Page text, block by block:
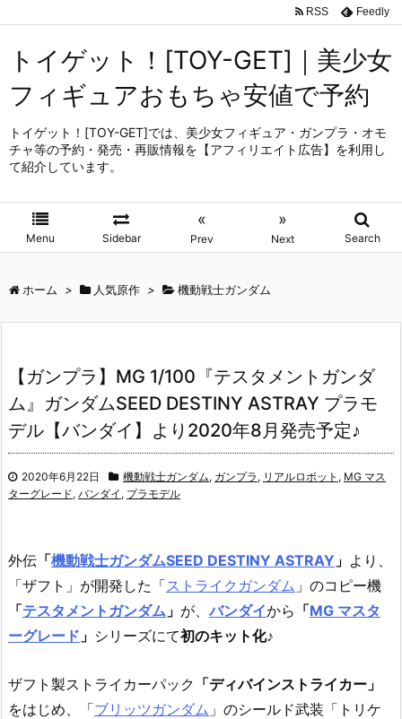
トイゲット！[TOY-GET]｜美少女
フィギュアおもちゃ安値で予約
トイゲット！[TOY-GET]では、美少女フィギュア・ガンプラ・オモ
チャ等の予約・発売・再販情報を【アフィリエイト広告】を利用し
て紹介しています。
Menu Sidebar
«
Prev
»
Next Search
RSS Feedly
ホーム > 人気原作 > 機動戦士ガンダム
【ガンプラ】MG 1/100『テスタメントガンダ
ム』ガンダムSEED DESTINY ASTRAY プラモ
デル【バンダイ】より2020年8月発売予定♪
2020年6月22日 機動戦士ガンダム, ガンプラ , リアルロボット , MG マス
ターグレード, バンダイ , プラモデル
外伝 「機動戦士ガンダムSEED DESTINY ASTRAY 」 より、
「ザフト」が開発した「ストライクガンダム 」のコピー機
「テスタメントガンダム 」 が、バンダイから 「MG マスタ
ーグレード 」 シリーズにて初のキット化♪
ザフト製ストライカーパック 「ディバインストライカー」
をはじめ、「ブリッツガンダム 」のシールド武装「トリケ